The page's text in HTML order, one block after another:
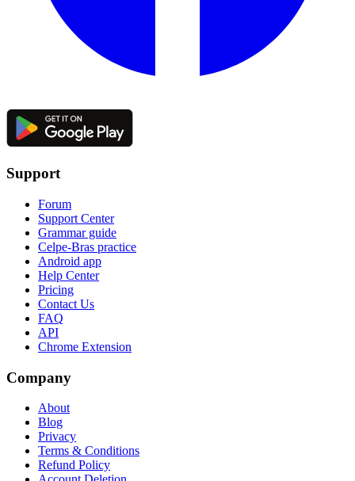
Support
Forum
Support Center
Grammar guide
Celpe-Bras practice
Android app
Help Center
Pricing
Contact Us
FAQ
API
Chrome Extension
Company
About
Blog
Privacy
Terms & Conditions
Refund Policy